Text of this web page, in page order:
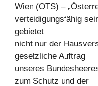
Wien (OTS) –
verteidigungsfähig
gebietet
nicht nur der
gesetzliche Auftrag
unseres
zum Schutz und der